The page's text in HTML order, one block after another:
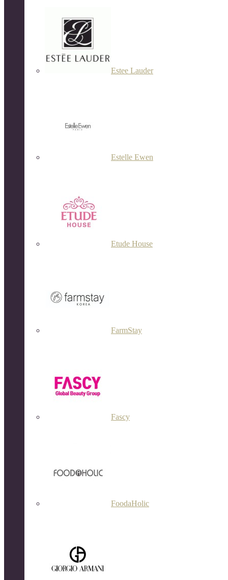
Estee Lauder
Estelle Ewen
Etude House
FarmStay
Fascy
FoodaHolic